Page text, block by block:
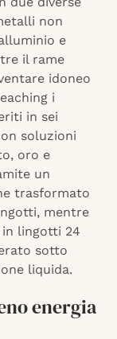
non
e
il rame
idoneo
i
in sei
soluzioni
oro e
un
trasformato
mentre
lingotti 24
sotto
liquida.
energia